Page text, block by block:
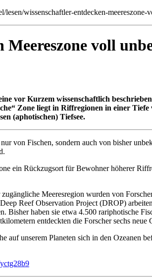
wissenschaftler-entdecken-meereszone-
Meereszone voll
vor Kurzem wissenschaftlich
Zone liegt in Riffregionen in einer
(aphotischen) Tiefsee.
von Fischen, sondern auch von bisher
ein Rückzugsort für Bewohner höherer
Meeresregion wurden von
Reef Observation Project (DROP)
Bisher haben sie etwa 4.500 rariphotische
entdeckten die Forscher sechs
auf unserem Planeten sich in den